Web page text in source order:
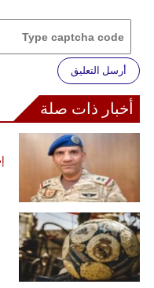
أرسل التعليق
أخبار ذات صلة